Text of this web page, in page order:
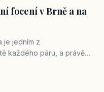
focení v Brně a na
je jedním z
každého páru, a právě
na kvalitních fotografiích.